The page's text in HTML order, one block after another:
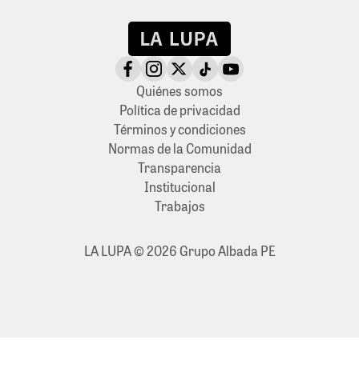
Quiénes somos
Política de privacidad
Términos y condiciones
Normas de la Comunidad
Transparencia
Institucional
Trabajos
LA LUPA © 2026 Grupo Albada PE